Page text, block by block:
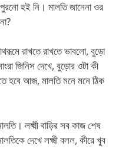
হই নি। মালতি জানেনা ওর
রাখতে রাখতে ভাবলো, বুড়ো
জিনিস দেখে, বুড়োর ওটা কী
হবে আজ, মালতি মনে মনে ঠিক
লক্ষ্মী বাড়ির সব কাজ শেষ
দেখে লক্ষ্মী বলল, কীরে খুব